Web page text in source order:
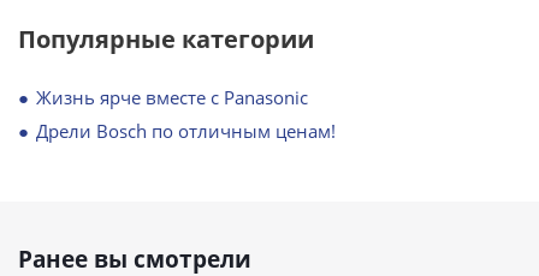
Популярные категории
Жизнь ярче вместе с Panasonic
Дрели Bosch по отличным ценам!
Ранее вы смотрели